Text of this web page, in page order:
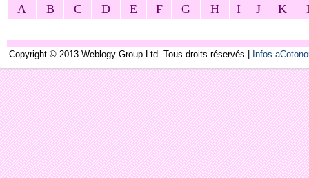
A B C D E F G H I J K
Copyright © 2013 Weblogy Group Ltd. Tous droits réservés.| Infos